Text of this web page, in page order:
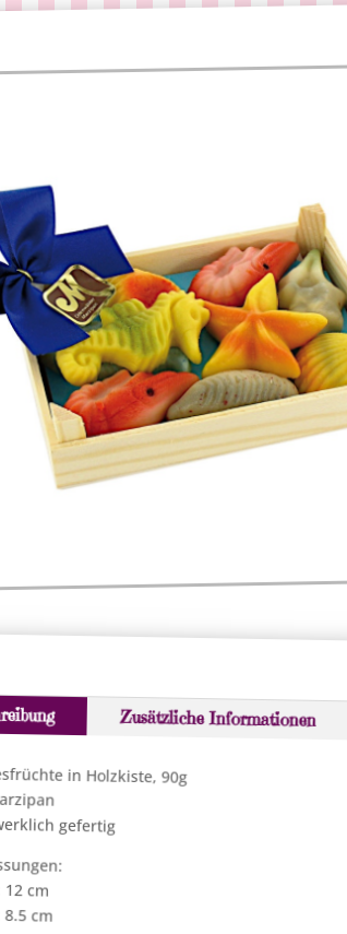
Zusätzliche Informationen
in Holzkiste, 90g
gefertig
12 cm
cm